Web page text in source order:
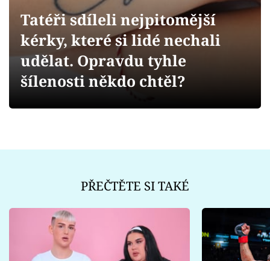
Videa
Sledujte prima+
Tatéři sdíleli nejpitomější
kérky, které si lidé nechali
udělat. Opravdu tyhle
šílenosti někdo chtěl?
PŘEČTĚTE SI TAKÉ